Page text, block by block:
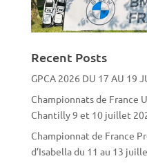
Recent Posts
GPCA 2026 DU 17 AU 19
Championnats de France
Chantilly 9 et 10 juillet
Championnat de France
d’Isabella du 11 au 13